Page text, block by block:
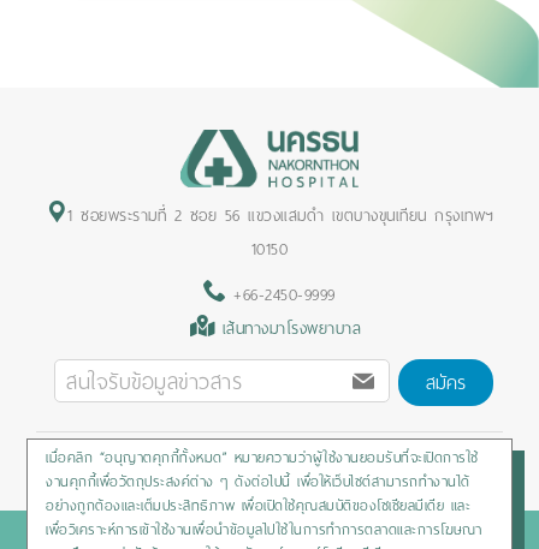
1 ซอยพระรามที่ 2 ซอย 56 แขวงแสมดำ เขตบางขุนเทียน กรุงเทพฯ
10150
+66-2450-9999
เส้นทางมาโรงพยาบาล
สมัคร
Privacy Policy/Cookies Policy/Sitemap/สิทธิผู้ป่วย
Copyright © 2020 Nakornthon Hospital. All rights reserved
เมื่อคลิก “อนุญาตคุกกี้ทั้งหมด” หมายความว่าผู้ใช้งานยอมรับที่จะเปิดการใช้
งานคุกกี้เพื่อวัตถุประสงค์ต่าง ๆ ดังต่อไปนี้ เพื่อให้เว็บไซต์สามารถทำงานได้
อย่างถูกต้องและเต็มประสิทธิภาพ เพื่อเปิดใช้คุณสมบัติของโซเชียลมีเดีย และ
เพื่อวิเคราะห์การเข้าใช้งานเพื่อนำข้อมูลไปใช้ในการทำการตลาดและการโฆษณา